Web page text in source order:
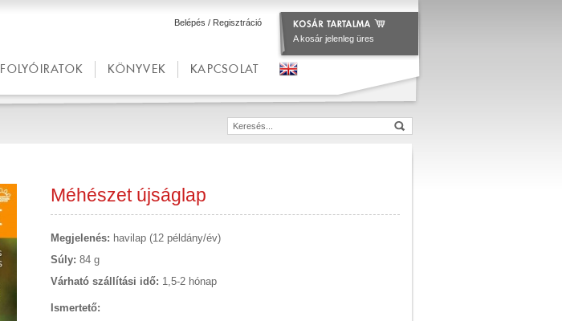
Belépés / Regisztráció
A kosár jelenleg üres
FOLYÓIRATOK KÖNYVEK KAPCSOLAT
Méhészet újságlap
Megjelenés: havilap (12 példány/év)
Súly: 84 g
Várható szállítási idő: 1,5-2 hónap
Ismertető: